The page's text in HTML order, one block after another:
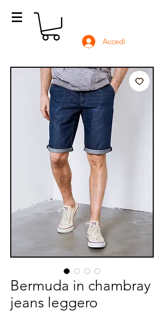
Accedi
Bermuda in chambray
jeans leggero